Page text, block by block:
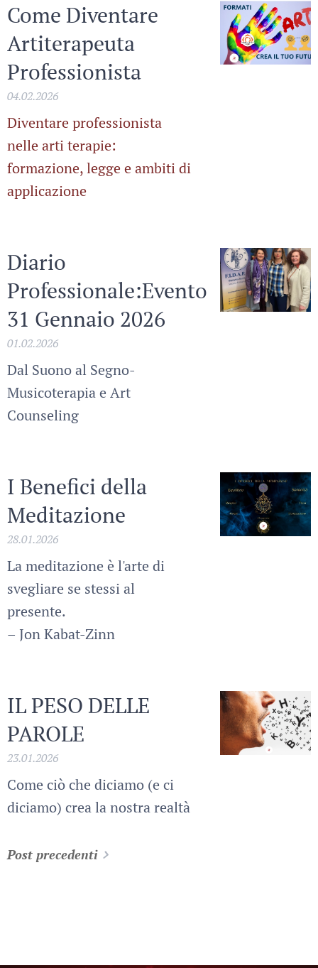
Come Diventare
Artiterapeuta
Professionista
04.02.2026
Diventare professionista
nelle arti terapie:
formazione, legge e ambiti di
applicazione
Diario
Professionale:Evento
31 Gennaio 2026
01.02.2026
Dal Suono al Segno-
Musicoterapia e Art
Counseling
I Benefici della
Meditazione
28.01.2026
La meditazione è l'arte di
svegliare se stessi al
presente.
– Jon Kabat-Zinn
IL PESO DELLE
PAROLE
23.01.2026
Come ciò che diciamo (e ci
diciamo) crea la nostra realtà
Post precedenti